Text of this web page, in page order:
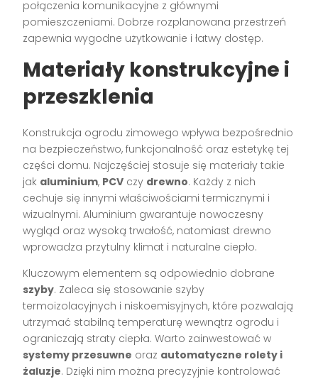
połączenia komunikacyjne z głównymi
pomieszczeniami. Dobrze rozplanowana przestrzeń
zapewnia wygodne użytkowanie i łatwy dostęp.
Materiały konstrukcyjne i
przeszklenia
Konstrukcja ogrodu zimowego wpływa bezpośrednio
na bezpieczeństwo, funkcjonalność oraz estetykę tej
części domu. Najczęściej stosuje się materiały takie
jak aluminium, PCV czy drewno. Każdy z nich
cechuje się innymi właściwościami termicznymi i
wizualnymi. Aluminium gwarantuje nowoczesny
wygląd oraz wysoką trwałość, natomiast drewno
wprowadza przytulny klimat i naturalne ciepło.
Kluczowym elementem są odpowiednio dobrane
szyby. Zaleca się stosowanie szyby
termoizolacyjnych i niskoemisyjnych, które pozwalają
utrzymać stabilną temperaturę wewnątrz ogrodu i
ograniczają straty ciepła. Warto zainwestować w
systemy przesuwne oraz automatyczne rolety i
żaluzje. Dzięki nim można precyzyjnie kontrolować